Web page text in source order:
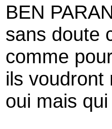
BEN
sans doute
comme
ils voudront
oui mais